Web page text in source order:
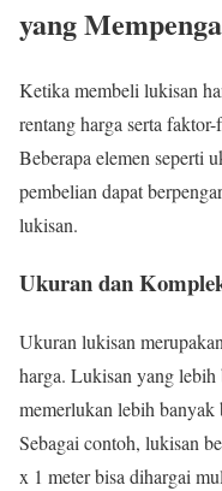
yang
Ketika membeli lukisan
rentang harga serta
Beberapa elemen seperti
pembelian dapat
lukisan.
Ukuran dan
Ukuran lukisan
harga. Lukisan yang lebih
memerlukan lebih banyak
Sebagai contoh, lukisan
x 1 meter bisa dihargai